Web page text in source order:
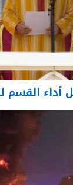
أداء القسم